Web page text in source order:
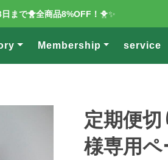
まで🐥全商品8%OFF！ 🐥✨
Membership service
定期便
様専用ペ